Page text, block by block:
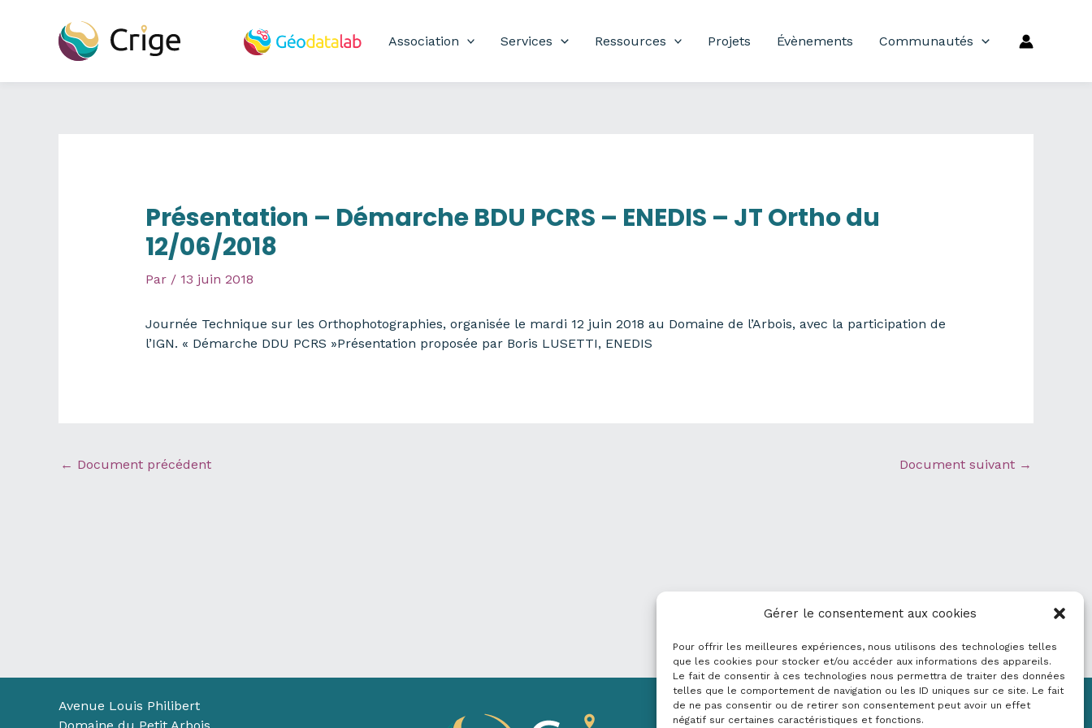
Gérer le consentement aux cookies
Pour offrir les meilleures expériences, nous utilisons des technologies telles
que les cookies pour stocker et/ou accéder aux informations des appareils.
Le fait de consentir à ces technologies nous permettra de traiter des données
telles que le comportement de navigation ou les ID uniques sur ce site. Le fait
de ne pas consentir ou de retirer son consentement peut avoir un effet
négatif sur certaines caractéristiques et fonctions.
Association Services Ressources Projets Évènements Communautés
Présentation – Démarche BDU PCRS – ENEDIS – JT Ortho du
12/06/2018
Par / 13 juin 2018
Journée Technique sur les Orthophotographies, organisée le mardi 12 juin 2018 au Domaine de l’Arbois, avec la participation de
l’IGN. « Démarche DDU PCRS »Présentation proposée par Boris LUSETTI, ENEDIS
← Document précédent Document suivant →
Avenue Louis Philibert
Mentions légales